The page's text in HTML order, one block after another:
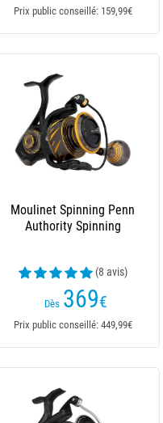
Prix public conseillé: 159,99€
Moulinet Spinning Penn
Authority Spinning
(8 avis)
Dès 369€
Prix public conseillé: 449,99€